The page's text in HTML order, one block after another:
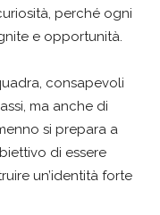
perché ogni
e opportunità.
consapevoli
ma anche di
si prepara a
di essere
un’identità forte